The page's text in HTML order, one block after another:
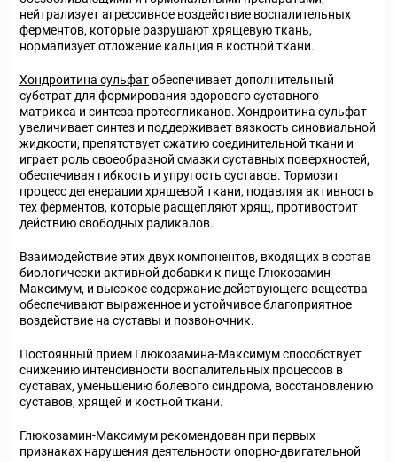
нейтрализует агрессивное воздействие воспалительных
ферментов, которые разрушают хрящевую ткань,
нормализует отложение кальция в костной ткани.
Хондроитина сульфатобеспечивает дополнительный
субстрат для формирования здорового суставного
матрикса и синтеза протеогликанов. Хондроитина сульфат
увеличивает синтез и поддерживает вязкость синовиальной
жидкости, препятствует сжатию соединительной ткани и
играет роль своеобразной смазки суставных поверхностей,
обеспечивая гибкость и упругость суставов. Тормозит
процесс дегенерации хрящевой ткани, подавляя активность
тех ферментов, которые расщепляют хрящ, противостоит
действию свободных радикалов.
Взаимодействие этих двух компонентов, входящих в состав
биологически активной добавки к пище Глюкозамин-
Максимум, и высокое содержание действующего вещества
обеспечивают выраженное и устойчивое благоприятное
воздействие на суставы и позвоночник.
Постоянный прием Глюкозамина-Максимум способствует
снижению интенсивности воспалительных процессов в
суставах, уменьшению болевого синдрома, восстановлению
суставов, хрящей и костной ткани.
Глюкозамин-Максимум рекомендован при первых
признаках нарушения деятельности опорно-двигательной